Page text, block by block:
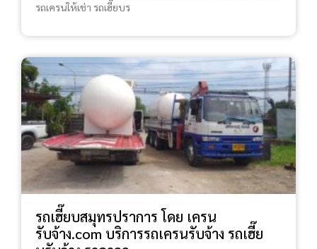
รถเครนให้เช่า รถเฮี๊ยบร
รถเฮี๊ยบสมุทรปราการ โดย เครน
รับจ้าง.com บริการรถเครนรับจ้าง รถเฮี๊ย